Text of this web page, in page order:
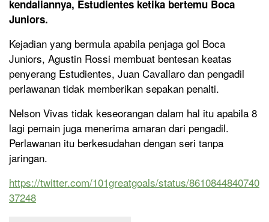
kendaliannya, Estudientes ketika bertemu Boca
Juniors.
Kejadian yang bermula apabila penjaga gol Boca
Juniors, Agustin Rossi membuat bentesan keatas
penyerang Estudientes, Juan Cavallaro dan pengadil
perlawanan tidak memberikan sepakan penalti.
Nelson Vivas tidak keseorangan dalam hal itu apabila 8
lagi pemain juga menerima amaran dari pengadil.
Perlawanan itu berkesudahan dengan seri tanpa
jaringan.
https://twitter.com/101greatgoals/status/8610844840740
37248